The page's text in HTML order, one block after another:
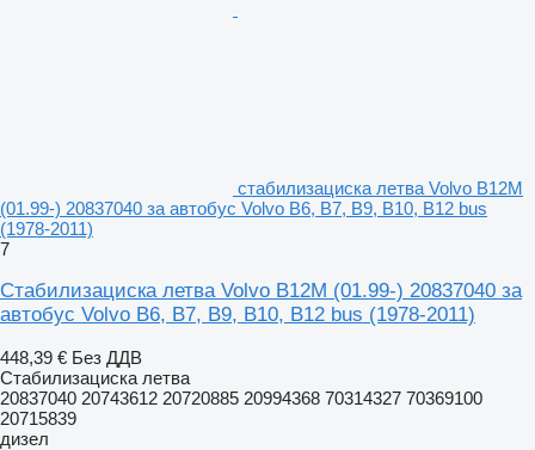
стабилизациска летва Volvo B12M
(01.99-) 20837040 за автобус Volvo B6, B7, B9, B10, B12 bus
(1978-2011)
7
Стабилизациска летва Volvo B12M (01.99-) 20837040 за
автобус Volvo B6, B7, B9, B10, B12 bus (1978-2011)
448,39 € Без ДДВ
Стабилизациска летва
20837040 20743612 20720885 20994368 70314327 70369100
20715839
дизел